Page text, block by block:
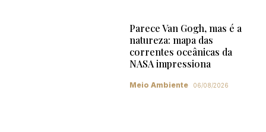
Parece Van Gogh, mas é a
natureza: mapa das
correntes oceânicas da
NASA impressiona
Meio Ambiente 06/08/2026